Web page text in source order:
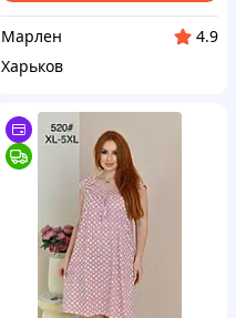
Марлен
4.9
Харьков